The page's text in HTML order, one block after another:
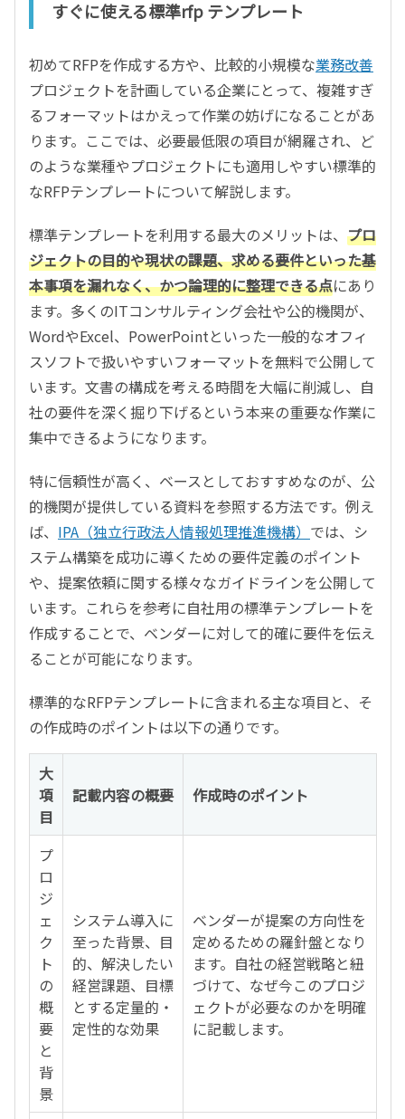
すぐに使える標準rfp テンプレート
初めてRFPを作成する方や、比較的小規模な業務改善
プロジェクトを計画している企業にとって、複雑すぎ
るフォーマットはかえって作業の妨げになることがあ
ります。ここでは、必要最低限の項目が網羅され、ど
のような業種やプロジェクトにも適用しやすい標準的
なRFPテンプレートについて解説します。
標準テンプレートを利用する最大のメリットは、 プロ
ジェクトの目的や現状の課題、求める要件といった基
本事項を漏れなく、かつ論理的に整理できる点にあり
ます。多くのITコンサルティング会社や公的機関が、
WordやExcel、PowerPointといった一般的なオフィ
スソフトで扱いやすいフォーマットを無料で公開して
います。文書の構成を考える時間を大幅に削減し、自
社の要件を深く掘り下げるという本来の重要な作業に
集中できるようになります。
特に信頼性が高く、ベースとしておすすめなのが、公
的機関が提供している資料を参照する方法です。例え
ば、 IPA（独立行政法人情報処理推進機構） では、シ
ステム構築を成功に導くための要件定義のポイント
や、提案依頼に関する様々なガイドラインを公開して
います。これらを参考に自社用の標準テンプレートを
作成することで、ベンダーに対して的確に要件を伝え
ることが可能になります。
標準的なRFPテンプレートに含まれる主な項目と、そ
の作成時のポイントは以下の通りです。
大
項
目
記載内容の概要 作成時のポイント
プ
ロ
ジ
ェ
ク
ト
の
概
要
と
背
景
システム導入に
至った背景、目
的、解決したい
経営課題、目標
とする定量的・
定性的な効果
ベンダーが提案の方向性を
定めるための羅針盤となり
ます。自社の経営戦略と紐
づけて、なぜ今このプロジ
ェクトが必要なのかを明確
に記載します。